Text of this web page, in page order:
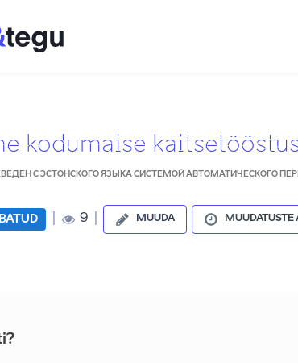
kodumaise
С ЭСТОНСКОГО ЯЗЫКА СИСТЕМОЙ АВТОМАТИЧЕСКОГО
9 MUUDA MUUDATUSTE